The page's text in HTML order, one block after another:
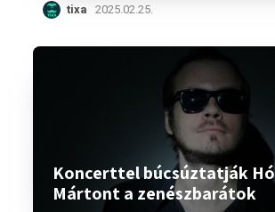
tixa 2025.02.25.
Koncerttel búcsúztatják Hó
Mártont a zenészbarátok